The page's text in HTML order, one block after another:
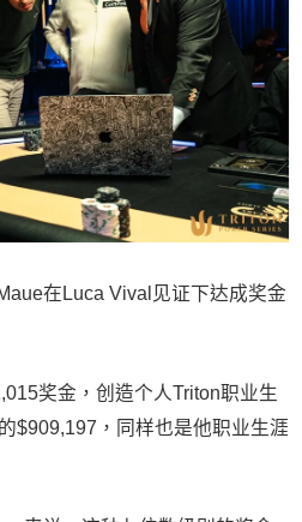
在Luca Vival见证下达成奖金
奖金，创造个人Triton职业生
$909,197，同样也是他职业生涯